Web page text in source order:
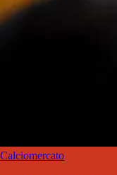
Calciomercato